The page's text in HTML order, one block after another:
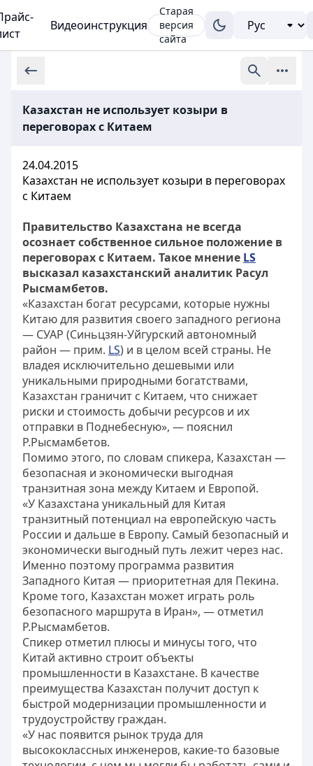
Видеоинструкция
Старая
версия
сайта
Казахстан не использует козыри в
переговорах с Китаем
24.04.2015
Казахстан не использует козыри в переговорах
с Китаем
Правительство Казахстана не всегда
осознает собственное сильное положение в
переговорах с Китаем. Такое мнение LS
высказал казахстанский аналитик Расул
Рысмамбетов.
«Казахстан богат ресурсами, которые нужны
Китаю для развития своего западного региона
— СУАР (Синьцзян-Уйгурский автономный
район — прим. LS) и в целом всей страны. Не
владея исключительно дешевыми или
уникальными природными богатствами,
Казахстан граничит с Китаем, что снижает
риски и стоимость добычи ресурсов и их
отправки в Поднебесную», — пояснил
Р.Рысмамбетов.
Помимо этого, по словам спикера, Казахстан —
безопасная и экономически выгодная
транзитная зона между Китаем и Европой.
«У Казахстана уникальный для Китая
транзитный потенциал на европейскую часть
России и дальше в Европу. Самый безопасный и
экономически выгодный путь лежит через нас.
Именно поэтому программа развития
Западного Китая — приоритетная для Пекина.
Кроме того, Казахстан может играть роль
безопасного маршрута в Иран», — отметил
Р.Рысмамбетов.
Спикер отметил плюсы и минусы того, что
Китай активно строит объекты
промышленности в Казахстане. В качестве
преимущества Казахстан получит доступ к
быстрой модернизации промышленности и
трудоустройству граждан.
«У нас появится рынок труда для
высококлассных инженеров, какие-то базовые